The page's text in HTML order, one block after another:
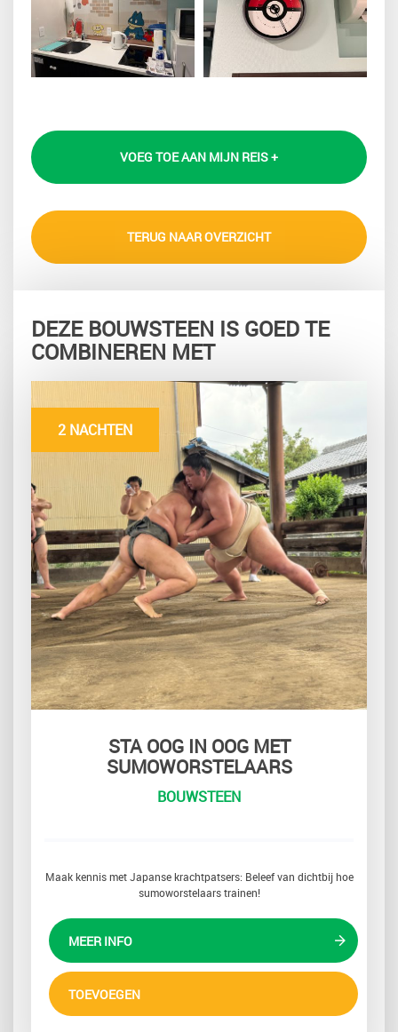
VOEG TOE AAN MIJN REIS +
TERUG NAAR OVERZICHT
DEZE BOUWSTEEN IS GOED TE
COMBINEREN MET
2 NACHTEN
STA OOG IN OOG MET
SUMOWORSTELAARS
BOUWSTEEN
Maak kennis met Japanse krachtpatsers: Beleef van dichtbij hoe
sumoworstelaars trainen!
MEER INFO
TOEVOEGEN